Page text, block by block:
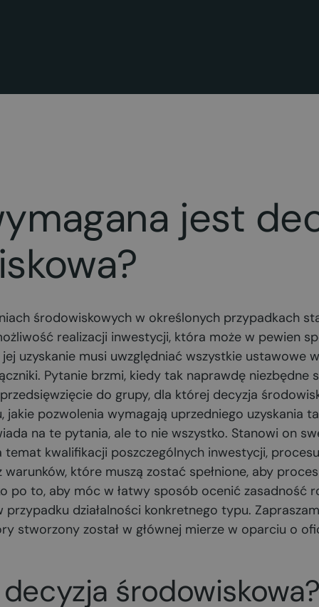
jest
środowiskowych w określonych przypadkach
realizacji inwestycji, która może w pewien
uzyskanie musi uwzględniać wszystkie ustawowe
Pytanie brzmi, kiedy tak naprawdę niezbędne
do grupy, dla której decyzja
jakie pozwolenia wymagają uprzedniego uzyskania
na te pytania, ale to nie wszystko. Stanowi on
temat kwalifikacji poszczególnych inwestycji,
które muszą zostać spełnione, aby proces
po to, aby móc w łatwy sposób ocenić zasadność
działalności konkretnego typu.
stworzony został w głównej mierze w oparciu o